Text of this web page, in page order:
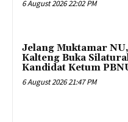
6 August 2026 22:02 PM
Jelang Muktamar
Kalteng Buka
Kandidat Ketum
6 August 2026 21:47 PM